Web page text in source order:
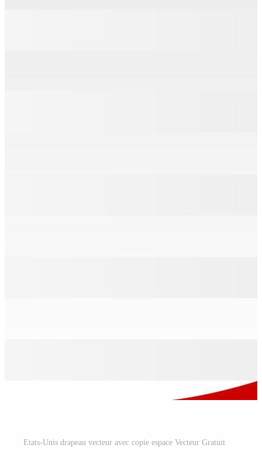
Etats-Unis drapeau vecteur avec copie espace Vecteur Gratuit